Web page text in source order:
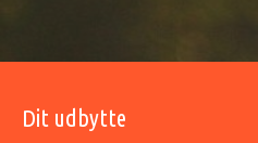
Dit udbytte